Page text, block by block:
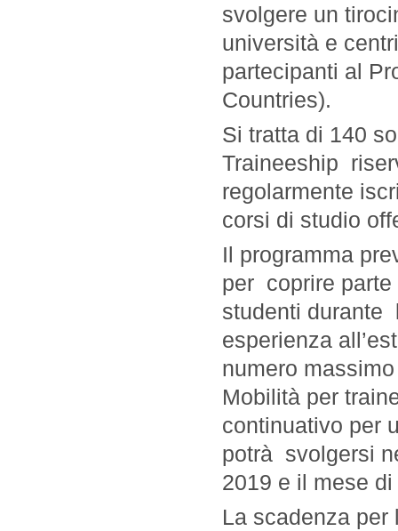
svolgere un
università e
partecipanti al
Countries).
Si tratta di 140
Traineeship
regolarmente
corsi di studio
Il programma
per coprire
studenti durante
esperienza
numero
Mobilità per
continuativo per
potrà svolgersi
2019 e il mese
La scadenza